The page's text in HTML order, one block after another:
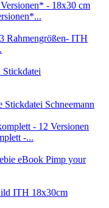
Stickdatei
Stickdatei Schneemann
-...
eBook Pimp your